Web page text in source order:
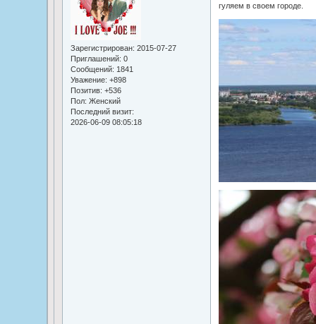
Зарегистрирован: 2015-07-27
Приглашений: 0
Сообщений: 1841
Уважение: +898
Позитив: +536
Пол: Женский
Последний визит:
2026-06-09 08:05:18
гуляем в своем городе.